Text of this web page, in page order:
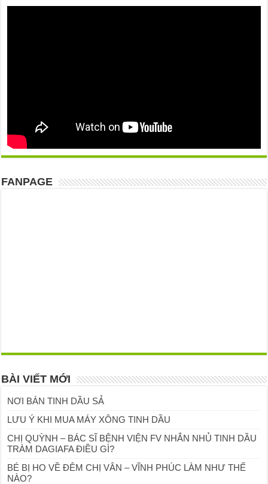
FANPAGE
BÀI VIẾT MỚI
NƠI BÁN TINH DẦU SẢ
LƯU Ý KHI MUA MÁY XÔNG TINH DẦU
CHỊ QUỲNH – BÁC SĨ BỆNH VIỆN FV NHẮN NHỦ TINH DẦU
TRÀM DAGIAFA ĐIỀU GÌ?
BÉ BỊ HO VỀ ĐÊM CHỊ VÂN – VĨNH PHÚC LÀM NHƯ THẾ
NÀO?